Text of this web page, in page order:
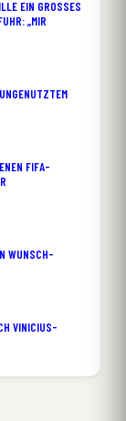
EIN GROSSES G
„MIR F
FIFA-
WUNSCH-
VINICIUS-